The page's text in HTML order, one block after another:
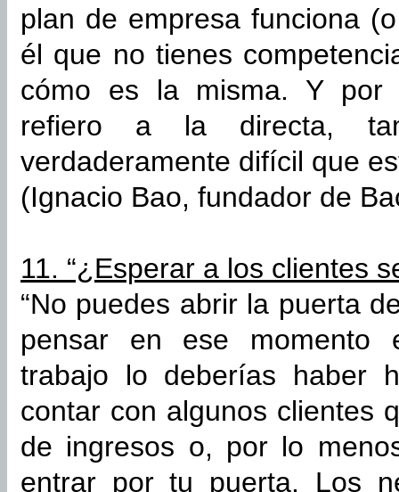
plan de empresa funciona
él que no tienes
cómo es la misma. Y por
refiero a la directa,
verdaderamente difícil que
(Ignacio Bao, fundador de
11. “¿Esperar a los clientes
“No puedes abrir la puerta
pensar en ese momento
trabajo lo deberías haber
contar con algunos clientes
de ingresos o, por lo
entrar por tu puerta. Los